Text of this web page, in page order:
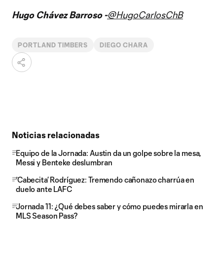
Hugo Chávez Barroso -@HugoCarlosChB
PORTLAND TIMBERS DIEGO CHARA
Noticias relacionadas
Equipo de la Jornada: Austin da un golpe sobre la mesa,
Messi y Benteke deslumbran
‘Cabecita’ Rodríguez: Tremendo cañonazo charrúa en
duelo ante LAFC
Jornada 11: ¿Qué debes saber y cómo puedes mirarla en
MLS Season Pass?